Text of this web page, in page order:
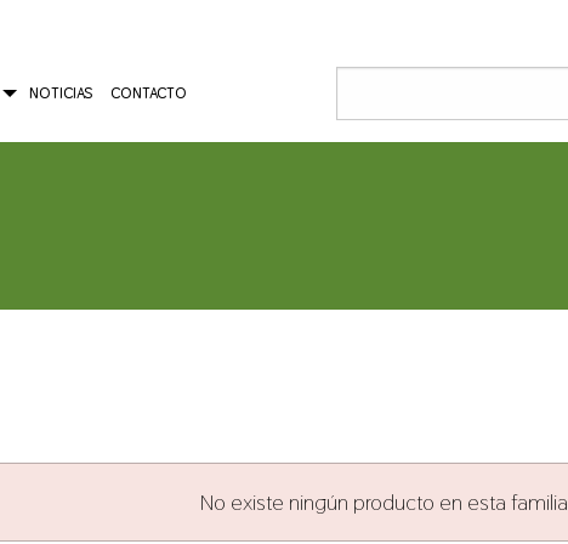
NOTICIAS CONTACTO
No existe ningún producto en esta familia